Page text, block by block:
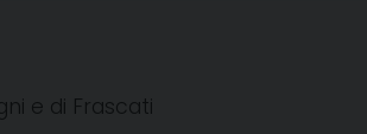
e di Frascati